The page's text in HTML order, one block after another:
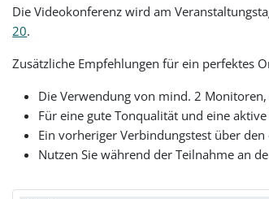
Die Videokonferenz wird am
20.
Zusätzliche Empfehlungen für ein perfektes
Die Verwendung von mind. 2
Für eine gute Tonqualität und eine
Ein vorheriger Verbindungstest über
Nutzen Sie während der Teilnahme an